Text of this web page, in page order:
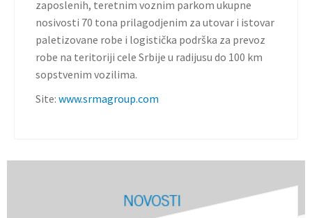
zaposlenih, teretnim voznim parkom ukupne
nosivosti 70 tona prilagodjenim za utovar i istovar
paletizovane robe i logistička podrška za prevoz
robe na teritoriji cele Srbije u radijusu do 100 km
sopstvenim vozilima.
Site: www.srmagroup.com